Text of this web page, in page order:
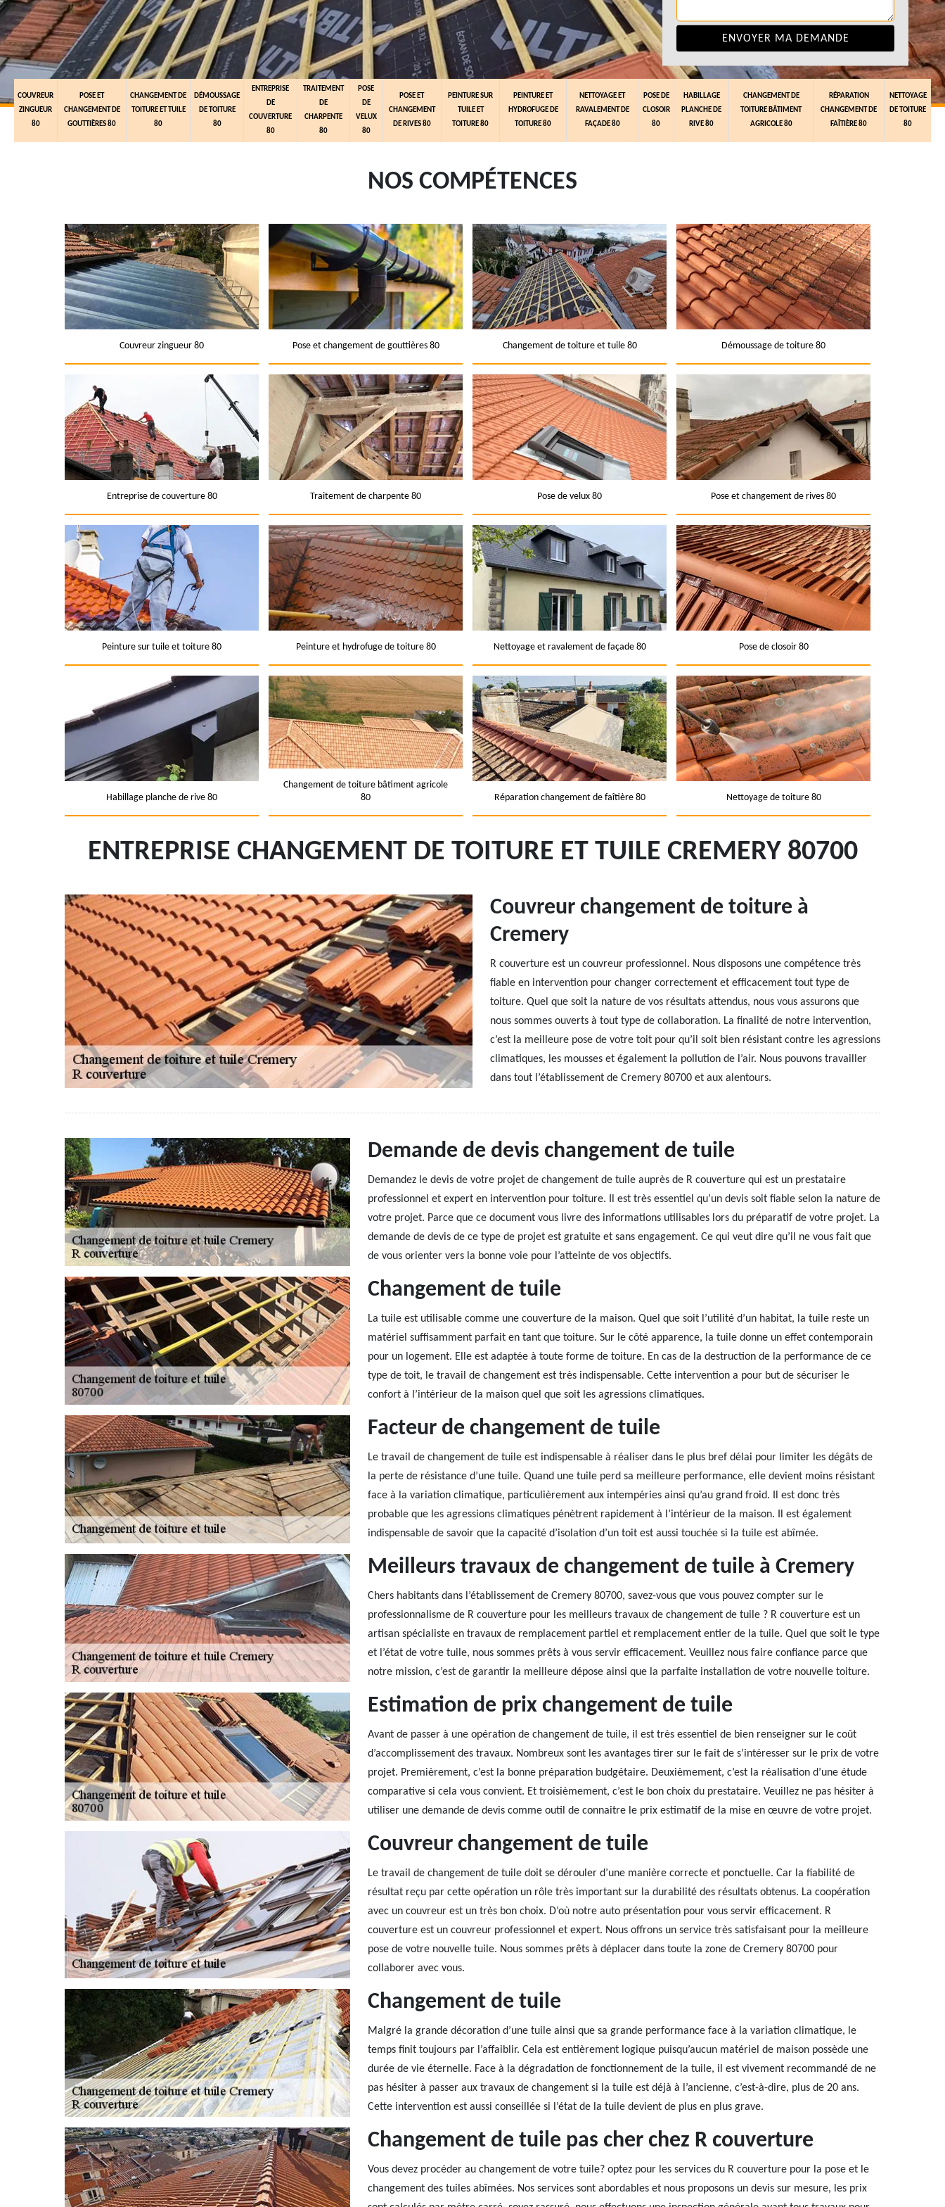
COUVREUR
ZINGUEUR
80
POSE ET
CHANGEMENT DE
GOUTTIÈRES 80
CHANGEMENT DE
TOITURE ET TUILE
80
DÉMOUSSAGE
DE TOITURE
80
ENTREPRISE
DE
COUVERTURE
80
TRAITEMENT
DE
CHARPENTE
80
POSE
DE
VELUX
80
POSE ET
CHANGEMENT
DE RIVES 80
PEINTURE SUR
TUILE ET
TOITURE 80
PEINTURE ET
HYDROFUGE DE
TOITURE 80
NETTOYAGE ET
RAVALEMENT DE
FAÇADE 80
POSE DE
CLOSOIR
80
HABILLAGE
PLANCHE DE
RIVE 80
CHANGEMENT DE
TOITURE BÂTIMENT
AGRICOLE 80
RÉPARATION
CHANGEMENT DE
FAÎTIÈRE 80
NETTOYAGE
DE TOITURE
80
NOS COMPÉTENCES
Couvreur zingueur 80 Pose et changement de gouttières 80 Changement de toiture et tuile 80 Démoussage de toiture 80
Entreprise de couverture 80 Traitement de charpente 80 Pose de velux 80 Pose et changement de rives 80
Peinture sur tuile et toiture 80 Peinture et hydrofuge de toiture 80 Nettoyage et ravalement de façade 80 Pose de closoir 80
Habillage planche de rive 80
Changement de toiture bâtiment agricole
80
Réparation changement de faîtière 80 Nettoyage de toiture 80
ENTREPRISE CHANGEMENT DE TOITURE ET TUILE CREMERY 80700
Couvreur changement de toiture à
Cremery
R couverture est un couvreur professionnel. Nous disposons une compétence très
fiable en intervention pour changer correctement et efficacement tout type de
toiture. Quel que soit la nature de vos résultats attendus, nous vous assurons que
nous sommes ouverts à tout type de collaboration. La finalité de notre intervention,
c’est la meilleure pose de votre toit pour qu’il soit bien résistant contre les agressions
climatiques, les mousses et également la pollution de l’air. Nous pouvons travailler
dans tout l’établissement de Cremery 80700 et aux alentours.
Demande de devis changement de tuile
Demandez le devis de votre projet de changement de tuile auprès de R couverture qui est un prestataire
professionnel et expert en intervention pour toiture. Il est très essentiel qu’un devis soit fiable selon la nature de
votre projet. Parce que ce document vous livre des informations utilisables lors du préparatif de votre projet. La
demande de devis de ce type de projet est gratuite et sans engagement. Ce qui veut dire qu’il ne vous fait que
de vous orienter vers la bonne voie pour l’atteinte de vos objectifs.
Changement de tuile
La tuile est utilisable comme une couverture de la maison. Quel que soit l’utilité d’un habitat, la tuile reste un
matériel suffisamment parfait en tant que toiture. Sur le côté apparence, la tuile donne un effet contemporain
pour un logement. Elle est adaptée à toute forme de toiture. En cas de la destruction de la performance de ce
type de toit, le travail de changement est très indispensable. Cette intervention a pour but de sécuriser le
confort à l’intérieur de la maison quel que soit les agressions climatiques.
Facteur de changement de tuile
Le travail de changement de tuile est indispensable à réaliser dans le plus bref délai pour limiter les dégâts de
la perte de résistance d’une tuile. Quand une tuile perd sa meilleure performance, elle devient moins résistant
face à la variation climatique, particulièrement aux intempéries ainsi qu’au grand froid. Il est donc très
probable que les agressions climatiques pénètrent rapidement à l’intérieur de la maison. Il est également
indispensable de savoir que la capacité d’isolation d’un toit est aussi touchée si la tuile est abîmée.
Meilleurs travaux de changement de tuile à Cremery
Chers habitants dans l’établissement de Cremery 80700, savez-vous que vous pouvez compter sur le
professionnalisme de R couverture pour les meilleurs travaux de changement de tuile ? R couverture est un
artisan spécialiste en travaux de remplacement partiel et remplacement entier de la tuile. Quel que soit le type
et l’état de votre tuile, nous sommes prêts à vous servir efficacement. Veuillez nous faire confiance parce que
notre mission, c’est de garantir la meilleure dépose ainsi que la parfaite installation de votre nouvelle toiture.
Estimation de prix changement de tuile
Avant de passer à une opération de changement de tuile, il est très essentiel de bien renseigner sur le coût
d’accomplissement des travaux. Nombreux sont les avantages tirer sur le fait de s’intéresser sur le prix de votre
projet. Premièrement, c’est la bonne préparation budgétaire. Deuxièmement, c’est la réalisation d’une étude
comparative si cela vous convient. Et troisièmement, c’est le bon choix du prestataire. Veuillez ne pas hésiter à
utiliser une demande de devis comme outil de connaitre le prix estimatif de la mise en œuvre de votre projet.
Couvreur changement de tuile
Le travail de changement de tuile doit se dérouler d’une manière correcte et ponctuelle. Car la fiabilité de
résultat reçu par cette opération un rôle très important sur la durabilité des résultats obtenus. La coopération
avec un couvreur est un très bon choix. D’où notre auto présentation pour vous servir efficacement. R
couverture est un couvreur professionnel et expert. Nous offrons un service très satisfaisant pour la meilleure
pose de votre nouvelle tuile. Nous sommes prêts à déplacer dans toute la zone de Cremery 80700 pour
collaborer avec vous.
Changement de tuile
Malgré la grande décoration d’une tuile ainsi que sa grande performance face à la variation climatique, le
temps finit toujours par l’affaiblir. Cela est entièrement logique puisqu’aucun matériel de maison possède une
durée de vie éternelle. Face à la dégradation de fonctionnement de la tuile, il est vivement recommandé de ne
pas hésiter à passer aux travaux de changement si la tuile est déjà à l’ancienne, c’est-à-dire, plus de 20 ans.
Cette intervention est aussi conseillée si l’état de la tuile devient de plus en plus grave.
Changement de tuile pas cher chez R couverture
Vous devez procéder au changement de votre tuile? optez pour les services du R couverture pour la pose et le
changement des tuiles abîmées. Nos services sont abordables et nous proposons un devis sur mesure, les prix